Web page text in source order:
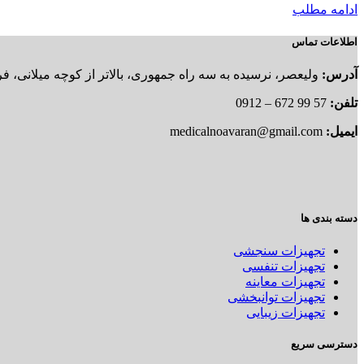
ادامه مطلب
اطلاعات تماس
آدرس: ولیعصر، نرسیده به سه راه جمهوری، بالاتر از کوچه میلانی،
تلفن: 57 99 672 – 0912
ایمیل:
دسته بندی ها
تجهیزات سنجشی
تجهیزات تنفسی
تجهیزات معاینه
تجهیزات توانبخشی
تجهیزات زیبایی
دسترسی سریع